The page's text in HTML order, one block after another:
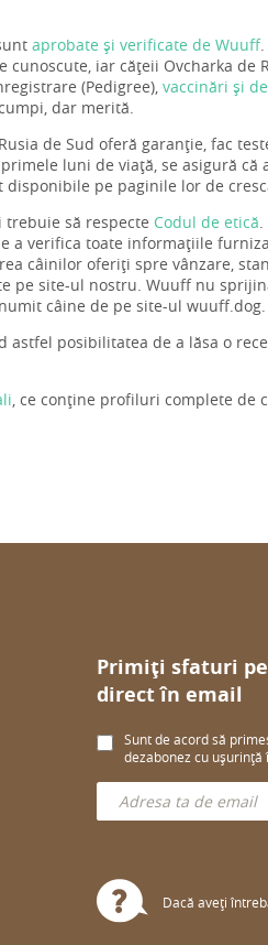
aprobate și verificate de Wuuff.
iar cățeii Ovcharka de
(Pedigree), vaccinări și
dar merită.
de Sud oferă garanție, fac
luni de viață, se asigură că
pe paginile lor de
trebuie să respecte Codul de etică
a verifica toate informațiile
câinilor oferiți spre vânzare,
pe site-ul nostru. Wuuff nu
câine de pe site-ul wuuff.dog.
posibilitatea de a lăsa o
, ce conține profiluri complete de
Primiți sfaturi
direct în email
Sunt de acord să
dezabonez cu ușurință
Dacă aveți